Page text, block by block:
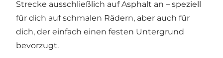
Strecke ausschließlich auf Asphalt an – speziell
für dich auf schmalen Rädern, aber auch für
dich, der einfach einen festen Untergrund
bevorzugt.